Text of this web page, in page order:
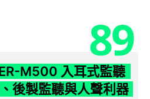
89
M500 入耳式監聽
後製監聽與人聲利器